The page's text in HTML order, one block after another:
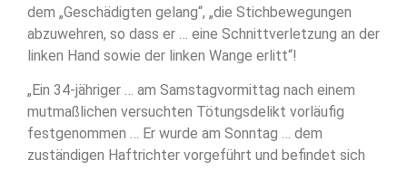
dem „Geschädigten gelang“, „die Stichbewegungen
abzuwehren, so dass er … eine Schnittverletzung an der
linken Hand sowie der linken Wange erlitt“!
„Ein 34-jähriger … am Samstagvormittag nach einem
mutmaßlichen versuchten Tötungsdelikt vorläufig
festgenommen … Er wurde am Sonntag … dem
zuständigen Haftrichter vorgeführt und befindet sich